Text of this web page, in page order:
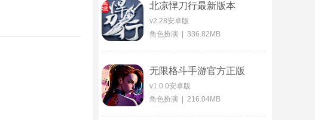
北凉悍刀行最新版本
v2.28安卓版
角色扮演 | 336.82MB
无限格斗手游官方正版
v1.0.0安卓版
角色扮演 | 216.04MB